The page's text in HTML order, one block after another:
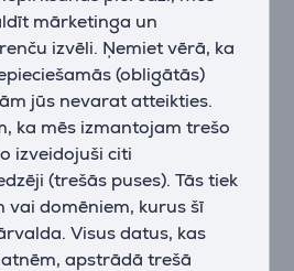
mārketinga un
izvēli. Ņemiet vērā, ka
(obligātās)
jūs nevarat atteikties.
ka mēs izmantojam trešo
izveidojuši citi
(trešās puses). Tās tiek
vai domēniem, kurus šī
Visus datus, kas
apstrādā trešā
gan galvas ādas, gan
saglabāt matu krāsu, uzlabo
un paildzina krāsošanas
piešķirot matiem lielāku
kas ļauj fēnam automātiski
to uz komplektā